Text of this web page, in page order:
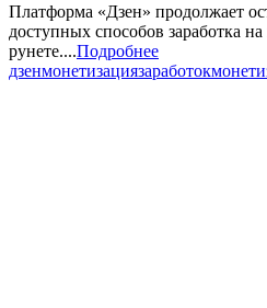
Платформа «Дзен» продолжает
доступных способов заработка на
рунете....Подробнее
дзенмонетизациязаработок